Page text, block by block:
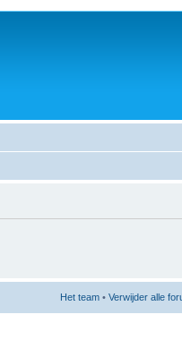
Het team • Verwijder alle